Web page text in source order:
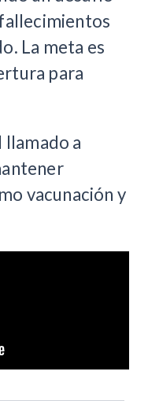
La meta es
para
a
vacunación y